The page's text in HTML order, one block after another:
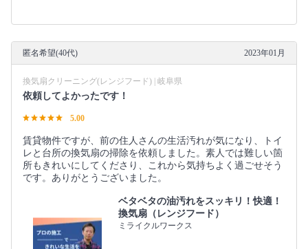
匿名希望(40代) 2023年01月
換気扇クリーニング(レンジフード) | 岐阜県
依頼してよかったです！
5.00
賃貸物件ですが、前の住人さんの生活汚れが気になり、トイ
レと台所の換気扇の掃除を依頼しました。素人では難しい箇
所もきれいにしてくださり、これから気持ちよく過ごせそう
です。ありがとうございました。
ベタベタの油汚れをスッキリ！快適！
換気扇（レンジフード）
ミライクルワークス